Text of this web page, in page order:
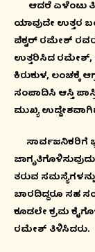
ಆದರೆ ಏಳೆಂಟು
ಯಾವುದೇ ಉತ್ತರ
ಪೆಕ್ಟರ್ ರಮೇಶ್
ಉತ್ತರಿಸಿದ ರಮೇಶ್,
ಕಿರುಕುಳ, ಲಂಚಕ್ಕೆ
ಸಂಪಾದಿಸಿ ಆಸ್ತಿ
ಮುಖ್ಯ
ಸಾರ್ವಜನಿಕರಿಗೆ
ತರುವ
ಬಾರದಿದ್ದರೂ ಸಹ
ಕೂಡಲೇ ಕ್ರಮ
ರಮೇಶ್ ತಿಳಿಸಿದರು.